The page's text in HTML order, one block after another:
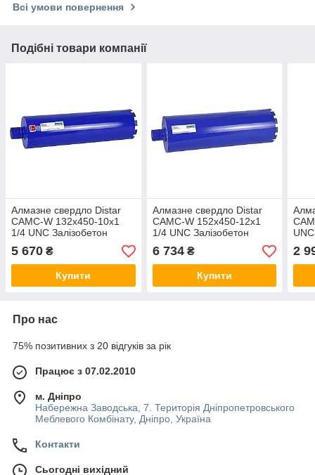
Всі умови повернення
Подібні товари компанії
Алмазне свердло Distar
САМС-W 132x450-10x1
1/4 UNC Залізобетон
5 670 ₴
Купити
Алмазне свердло Distar
САМС-W 152x450-12x1
1/4 UNC Залізобетон
6 734₴
Купити
2
Про нас
75% позитивних з 20 відгуків за рік
Працює з 07.02.2010
м. Дніпро
Набережна Заводська, 7. Територія Дніпропетровського
Меблевого Комбінату, Дніпро, Україна
Контакти
Сьогодні вихідний